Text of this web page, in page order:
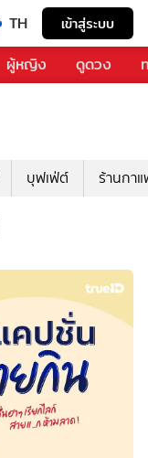
TH เข้าสู่ระบบ
ผู้หญิง ดูดวง
บุฟเฟ่ต์ ร้านกา